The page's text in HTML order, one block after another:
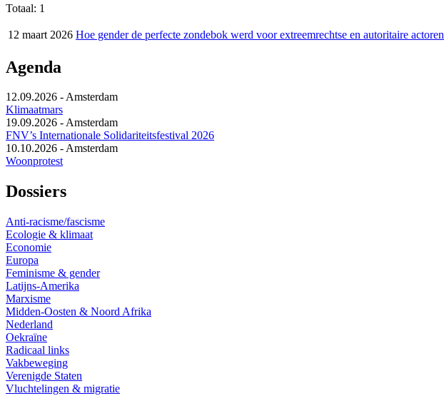
Totaal: 1
12 maart 2026 Hoe gender de perfecte zondebok werd voor extreemrechtse en autoritaire actoren
Agenda
12.09.2026 -Amsterdam
Klimaatmars
19.09.2026 -Amsterdam
FNV’s Internationale Solidariteitsfestival 2026
10.10.2026 -Amsterdam
Woonprotest
Dossiers
Anti-racisme/fascisme
Ecologie & klimaat
Economie
Europa
Feminisme & gender
Latijns-Amerika
Marxisme
Midden-Oosten & Noord Afrika
Nederland
Oekraïne
Radicaal links
Vakbeweging
Verenigde Staten
Vluchtelingen & migratie